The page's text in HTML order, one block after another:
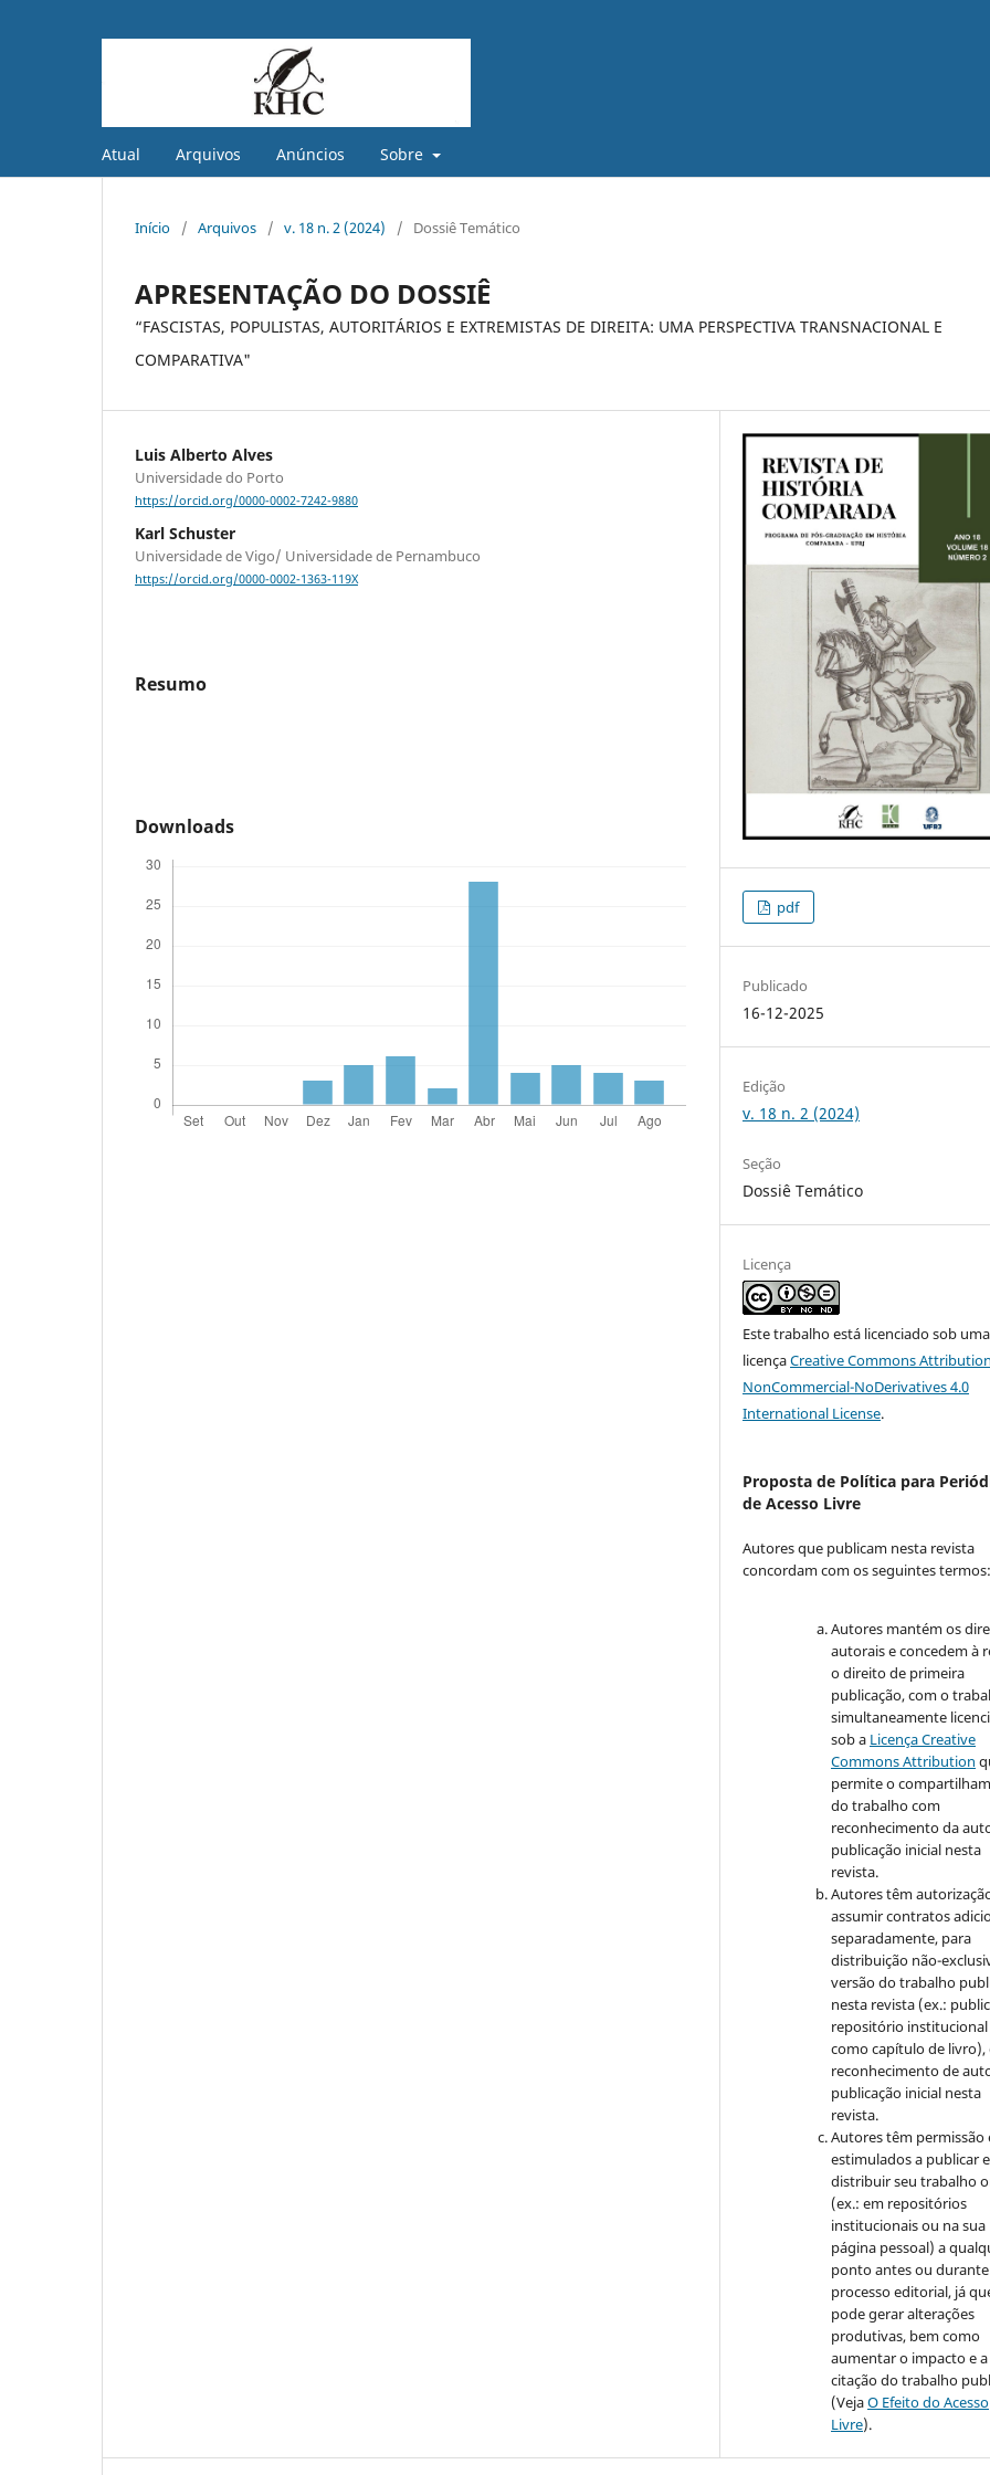
Atual Arquivos Anúncios Sobre
Início / Arquivos / v. 18 n. 2 (2024) / Dossiê Temático
APRESENTAÇÃO DO DOSSIÊ
“FASCISTAS, POPULISTAS, AUTORITÁRIOS E EXTREMISTAS DE DIREITA: UMA PERSPECTIVA TRANSNACIONAL E
COMPARATIVA"
Luis Alberto Alves
Universidade do Porto
https://orcid.org/0000-0002-7242-9880
Karl Schuster
Universidade de Vigo/ Universidade de Pernambuco
https://orcid.org/0000-0002-1363-119X
Resumo
Downloads
pdf
Publicado
16-12-2025
Edição
v. 18 n. 2 (2024)
Seção
Dossiê Temático
Licença
Este trabalho está licenciado sob uma
licençaCreative Commons
NonCommercial-NoDerivatives 4.0
International License.
Proposta de Política para
de Acesso Livre
Autores que publicam nesta revista
concordam com os seguintes termos:
Autores mantém os
autorais e concedem à
o direito de primeira
publicação, com o
simultaneamente
sob a Licença Creative
Commons Attribution
permite o
do trabalho com
reconhecimento da
publicação inicial nesta
revista.
Autores têm
assumir contratos
separadamente, para
distribuição não-
versão do trabalho
nesta revista (ex.:
repositório institucional
como capítulo de livro),
reconhecimento de
publicação inicial nesta
revista.
Autores têm permissão
estimulados a publicar e
distribuir seu trabalho
(ex.: em repositórios
institucionais ou na sua
página pessoal) a
ponto antes ou
processo editorial, já
pode gerar alterações
produtivas, bem como
aumentar o impacto e a
citação do trabalho
(VejaO Efeito do Acesso
Livre).